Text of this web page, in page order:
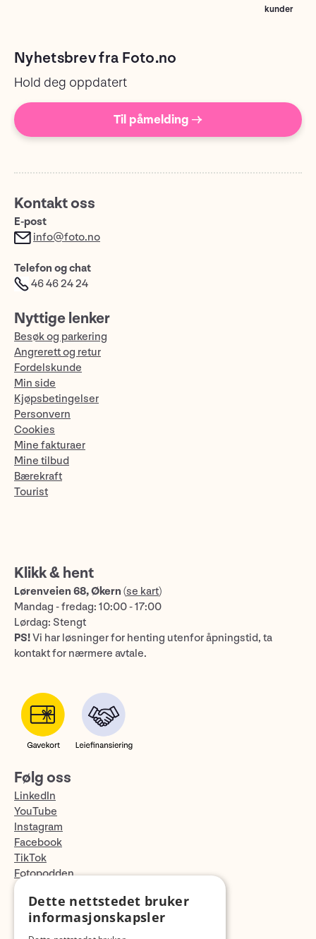
kunder
Nyhetsbrev fra Foto.no
Hold deg oppdatert
Til påmelding →
Kontakt oss
E-post
info@foto.no
Telefon og chat
46 46 24 24
Nyttige lenker
Besøk og parkering
Angrerett og retur
Fordelskunde
Min side
Kjøpsbetingelser
Personvern
Cookies
Mine fakturaer
Mine tilbud
Bærekraft
Tourist
Klikk & hent
Lørenveien 68, Økern (se kart)
Mandag - fredag: 10:00 - 17:00
Lørdag: Stengt
PS!Vi har løsninger for henting utenfor åpningstid, ta
kontakt for nærmere avtale.
Følg oss
LinkedIn
YouTube
Instagram
Facebook
TikTok
Fotopodden
Med forbehold om skrive- og lagerfeil
Dette nettstedet bruker
informasjonskapsler